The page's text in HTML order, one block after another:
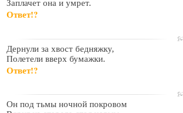
Заплачет она и умрет.
Ответ!?
Дернули за хвост бедняжку,
Полетели вверх бумажки.
Ответ!?
Он под тьмы ночной покровом